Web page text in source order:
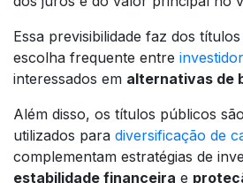
Essa previsibilidade faz dos
escolha frequente entre
interessados em alternativas de
Além disso, os títulos públicos
utilizados para diversificação de
complementam estratégias de
estabilidade financeira e